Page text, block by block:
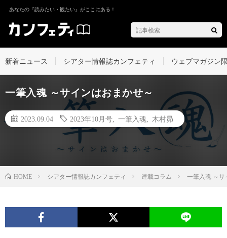
あなたの『読みたい・観たい』がここにある！
新着ニュース シアター情報誌カンフェティ ウェブマガジン
一筆入魂 ～サインはおまかせ～
2023.09.04 2023年10月号 一筆入魂 木村昴
HOME シアター情報誌カンフェティ 連載コラム 一筆入魂 ～